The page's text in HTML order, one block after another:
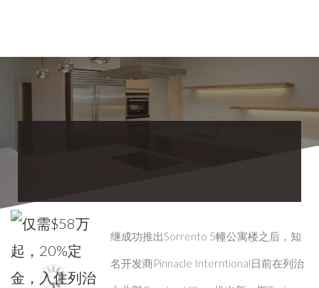
继成功推出Sorrento 5幢公寓楼之后，知
名开发商Pinnacle Interntional日前在列治